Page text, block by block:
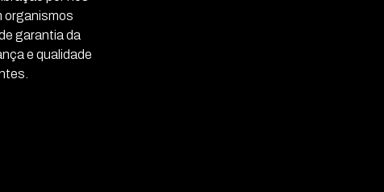
organismos
garantia da
e qualidade